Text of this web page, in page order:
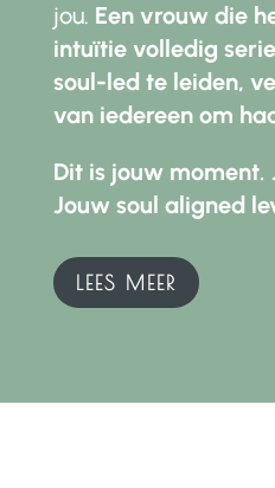
jou. Een vrouw die
intuïtie volledig
soul-led te leiden,
van iedereen om
Dit is jouw moment.
Jouw soul aligned
LEES MEER